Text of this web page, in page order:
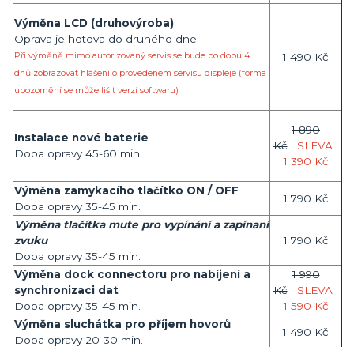
Výměna LCD (druhovýroba)
Oprava je hotova do druhého dne.
Při výměně mimo autorizovaný servis se bude po dobu 4
dnů zobrazovat hlášení o provedeném servisu displeje (forma
upozornění se může lišit verzí softwaru)
1 490 Kč
Instalace nové baterie
Doba opravy 45-60 min.
1 890
Kč
SLEVA
1 390 Kč
Výměna zamykacího tlačítko ON / OFF
Doba opravy 35-45 min.
1 790 Kč
Výměna tlačítka mute pro vypínání a zapínaní
zvuku
Doba opravy 35-45 min.
1 790 Kč
Výměna dock connectoru pro nabíjení a
synchronizaci dat
Doba opravy 35-45 min.
1 990
Kč
SLEVA
1 590 Kč
Výměna sluchátka pro příjem hovorů
Doba opravy 20-30 min.
1 490 Kč